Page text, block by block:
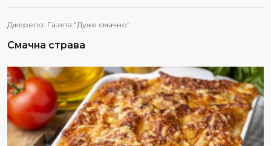
Джерело: Газета "Дуже смачно"
Смачна страва